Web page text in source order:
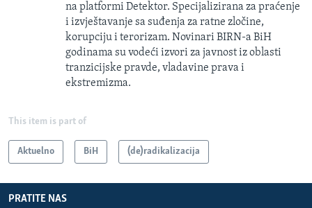
na platformi Detektor. Specijalizirana za praćenje
i izvještavanje sa suđenja za ratne zločine,
korupciju i terorizam. Novinari BIRN-a BiH
godinama su vodeći izvori za javnost iz oblasti
tranzicijske pravde, vladavine prava i
ekstremizma.
This item is part of
Aktuelno BiH (de)radikalizacija
PRATITE NAS